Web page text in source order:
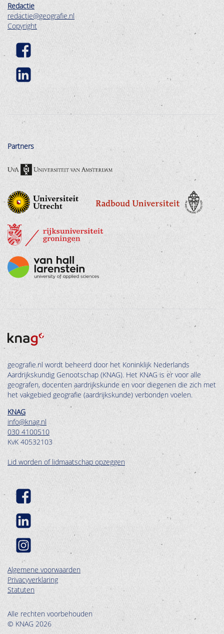
Redactie
redactie@geografie.nl
Copyright
Partners
geografie.nl wordt beheerd door het Koninklijk Nederlands
Aardrijkskundig Genootschap (KNAG). Het KNAG is er voor alle
geografen, docenten aardrijkskunde en voor diegenen die zich met
het vakgebied geografie (aardrijkskunde) verbonden voelen.
KNAG
info@knag.nl
030 4100510
KvK 40532103
Lid worden of lidmaatschap opzeggen
Algemene voorwaarden
Privacyverklaring
Statuten
Alle rechten voorbehouden
© KNAG 2026